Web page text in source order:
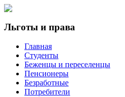
Льготы и права
Главная
Студенты
Беженцы и переселенцы
Пенсионеры
Безработные
Потребители